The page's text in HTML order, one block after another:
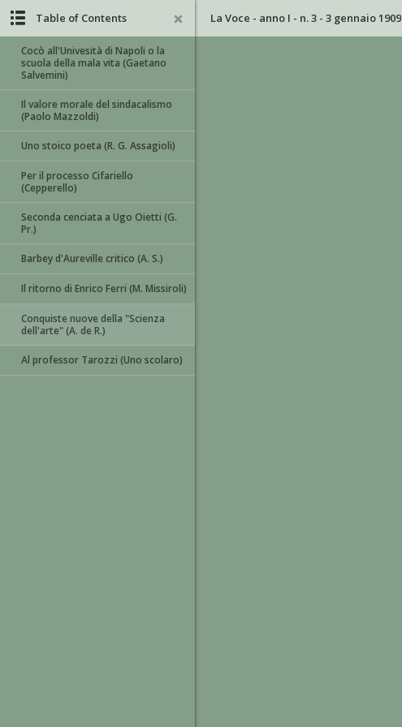
La Voce - anno I - n. 3 - 3 gennaio 1909
Table of Contents
Cocò all'Univesità di Napoli o la
scuola della mala vita (Gaetano
Salvemini)
Il valore morale del sindacalismo
(Paolo Mazzoldi)
Uno stoico poeta (R. G. Assagioli)
Per il processo Cifariello
(Cepperello)
Seconda cenciata a Ugo Oietti (G.
Pr.)
Barbey d'Aureville critico (A. S.)
Il ritorno di Enrico Ferri (M. Missiroli)
Conquiste nuove della "Scienza
dell'arte" (A. de R.)
Al professor Tarozzi (Uno scolaro)